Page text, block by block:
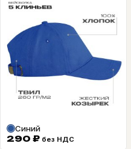
Синий
290 ₽ без НДС